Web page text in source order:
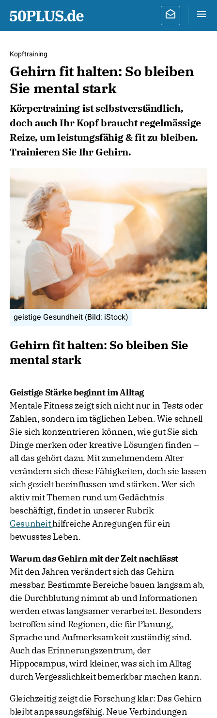
Kopftraining
Gehirn fit halten: So bleiben
Sie mental stark
Körpertraining ist selbstverständlich,
doch auch Ihr Kopf braucht regelmässige
Reize, um leistungsfähig & fit zu bleiben.
Trainieren Sie Ihr Gehirn.
geistige Gesundheit (Bild: iStock)
Gehirn fit halten: So bleiben Sie
mental stark
Geistige Stärke beginnt im Alltag
Mentale Fitness zeigt sich nicht nur in Tests oder
Zahlen, sondern im täglichen Leben. Wie schnell
Sie sich konzentrieren können, wie gut Sie sich
Dinge merken oder kreative Lösungen finden –
all das gehört dazu. Mit zunehmendem Alter
verändern sich diese Fähigkeiten, doch sie lassen
sich gezielt beeinflussen und stärken. Wer sich
aktiv mit Themen rund um Gedächtnis
beschäftigt, findet in unserer Rubrik
Gesunheithilfreiche Anregungen für ein
bewusstes Leben.
Warum das Gehirn mit der Zeit nachlässt
Mit den Jahren verändert sich das Gehirn
messbar. Bestimmte Bereiche bauen langsam ab,
die Durchblutung nimmt ab und Informationen
werden etwas langsamer verarbeitet. Besonders
betroffen sind Regionen, die für Planung,
Sprache und Aufmerksamkeit zuständig sind.
Auch das Erinnerungszentrum, der
Hippocampus, wird kleiner, was sich im Alltag
durch Vergesslichkeit bemerkbar machen kann.
Gleichzeitig zeigt die Forschung klar: Das Gehirn
bleibt anpassungsfähig. Neue Verbindungen